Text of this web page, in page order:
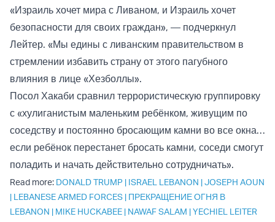
«Израиль хочет мира с Ливаном, и Израиль хочет
безопасности для своих граждан», — подчеркнул
Лейтер. «Мы едины с ливанским правительством в
стремлении избавить страну от этого пагубного
влияния в лице «Хезболлы».
Посол Хакаби сравнил террористическую группировку
с «хулиганистым маленьким ребёнком, живущим по
соседству и постоянно бросающим камни во все окна…
если ребёнок перестанет бросать камни, соседи смогут
поладить и начать действительно сотрудничать».
Read more: DONALD TRUMP | ISRAEL LEBANON |JOSEPH AOUN
| LEBANESE ARMED FORCES | ПРЕКРАЩЕНИЕ ОГНЯ В
LEBANON | MIKE HUCKABEE | NAWAF SALAM |YECHIEL LEITER